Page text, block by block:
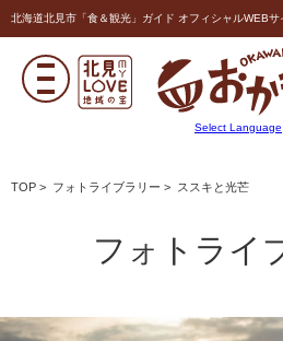
北海道北見市「食＆観光」ガイド オフィシャルWEBサ
Select Language
TOP > フォトライブラリー > ススキと光芒
フォトライ